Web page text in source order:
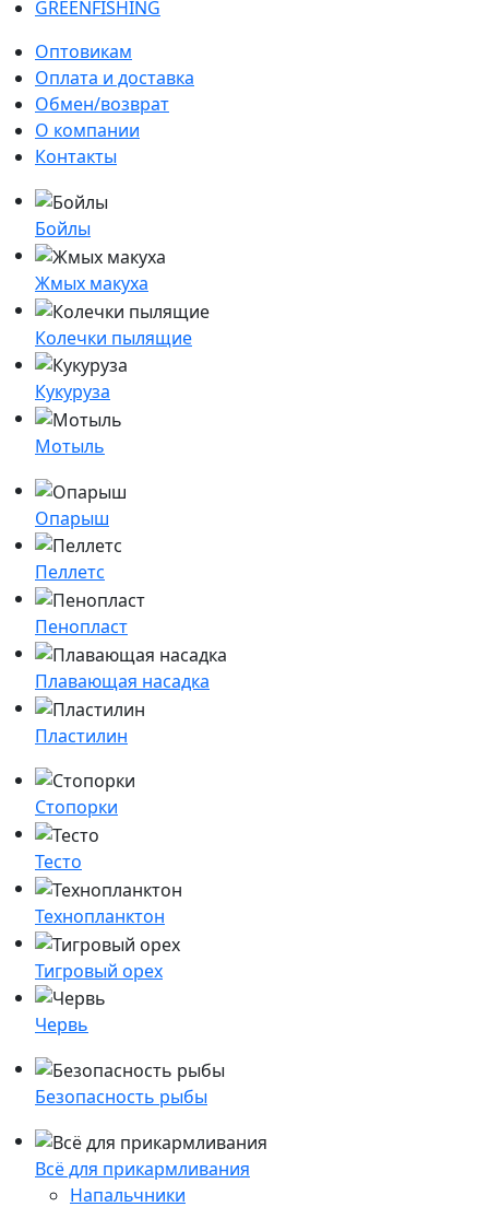
GREENFISHING
Оптовикам
Оплата и доставка
Обмен/возврат
О компании
Контакты
Бойлы
Жмых макуха
Колечки пылящие
Кукуруза
Мотыль
Опарыш
Пеллетс
Пенопласт
Плавающая насадка
Пластилин
Стопорки
Тесто
Технопланктон
Тигровый орех
Червь
Безопасность рыбы
Всё для прикармливания
Напальчники